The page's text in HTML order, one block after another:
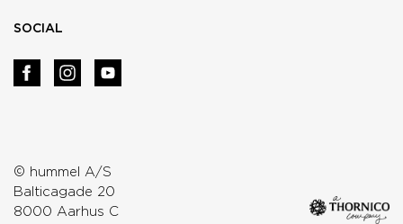
© hummel A/S
Balticagade 20
8000 Aarhus C
SOCIAL